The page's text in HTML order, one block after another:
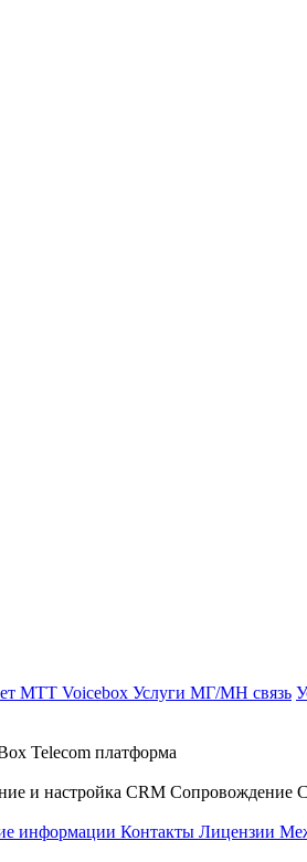
МТТ Voicebox Услуги МГ/МН связь
Telecom платформа
и настройка CRM Сопровождение
информации Контакты Лицензии